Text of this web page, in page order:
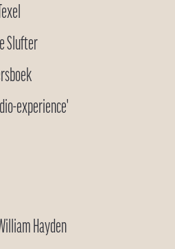
Slufter
experience'
Hayden